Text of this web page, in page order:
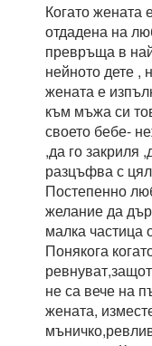
Когато жената
отдадена на
превръща в
нейното дете ,
жената е
към мъжа си
своето бебе-
,да го закриля
разцъфва с
Постепенно
желание да
малка частица
Понякога
не са вече на
жената,